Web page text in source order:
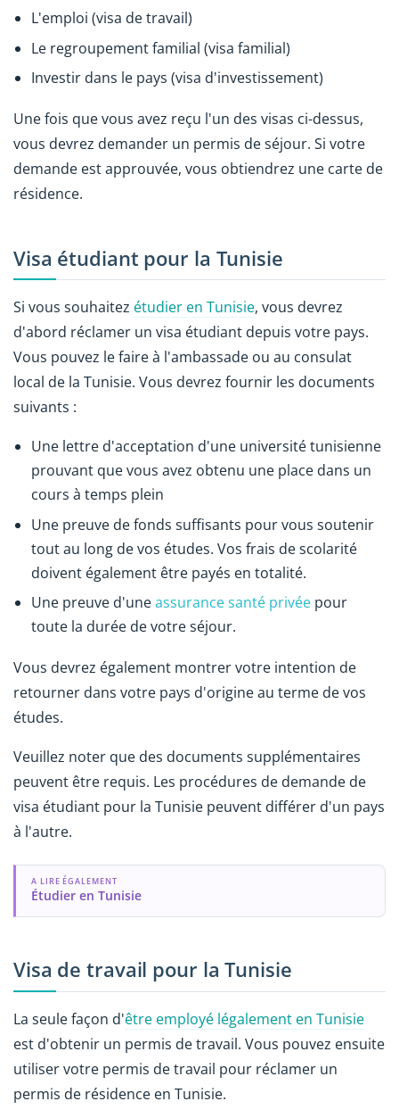
L'emploi (visa de travail)
Le regroupement familial (visa familial)
Investir dans le pays (visa d'investissement)
Une fois que vous avez reçu l'un des visas ci-dessus,
vous devrez demander un permis de séjour. Si votre
demande est approuvée, vous obtiendrez une carte de
résidence.
Visa étudiant pour la Tunisie
Si vous souhaitez étudier en Tunisie, vous devrez
d'abord réclamer un visa étudiant depuis votre pays.
Vous pouvez le faire à l'ambassade ou au consulat
local de la Tunisie. Vous devrez fournir les documents
suivants :
Une lettre d'acceptation d'une université tunisienne
prouvant que vous avez obtenu une place dans un
cours à temps plein
Une preuve de fonds suffisants pour vous soutenir
tout au long de vos études. Vos frais de scolarité
doivent également être payés en totalité.
Une preuve d'uneassurance santé privée pour
toute la durée de votre séjour.
Vous devrez également montrer votre intention de
retourner dans votre pays d'origine au terme de vos
études.
Veuillez noter que des documents supplémentaires
peuvent être requis. Les procédures de demande de
visa étudiant pour la Tunisie peuvent différer d'un pays
à l'autre.
A LIRE ÉGALEMENT
Étudier en Tunisie
Visa de travail pour la Tunisie
La seule façon d'être employé légalement en Tunisie
est d'obtenir un permis de travail. Vous pouvez ensuite
utiliser votre permis de travail pour réclamer un
permis de résidence en Tunisie.